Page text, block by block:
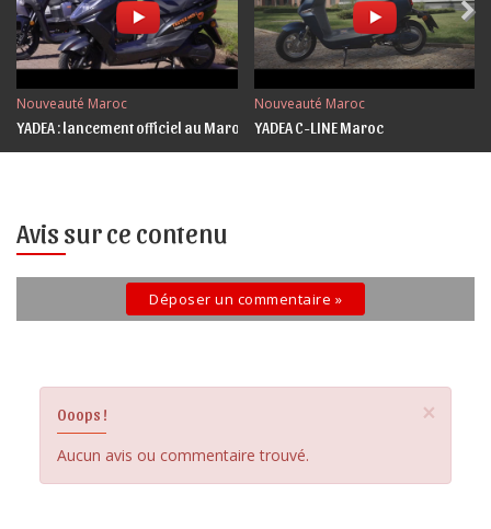
Nouveauté Maroc
YADEA : lancement officiel au Maroc
Nouveauté Maroc
YADEA C-LINE Maroc
Avis sur ce contenu
Déposer un commentaire »
×
Ooops !
Aucun avis ou commentaire trouvé.